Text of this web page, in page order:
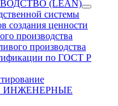
(LEAN)
системы
создания ценности
производства
производства
по ГОСТ Р
ИНЖЕНЕРНЫЕ